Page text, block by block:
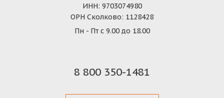
ИНН: 9703074980
ОРН Сколково: 1128428
Пн - Пт с 9.00 до 18.00
8 800 350-1481